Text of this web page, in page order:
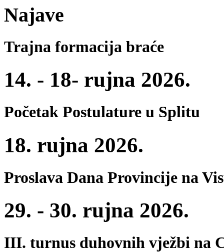
Najave
Trajna formacija braće
14. - 18- rujna 2026.
Početak Postulature u Splitu
18. rujna 2026.
Proslava Dana Provincije na
29. - 30. rujna 2026.
III. turnus duhovnih vježbi na